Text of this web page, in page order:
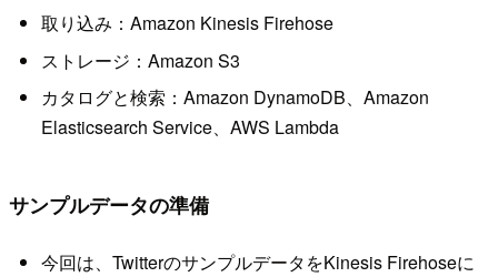
取り込み：Amazon Kinesis Firehose
ストレージ：Amazon S3
カタログと検索：Amazon DynamoDB、Amazon
Elasticsearch Service、AWS Lambda
サンプルデータの準備
今回は、TwitterのサンプルデータをKinesis Firehoseに